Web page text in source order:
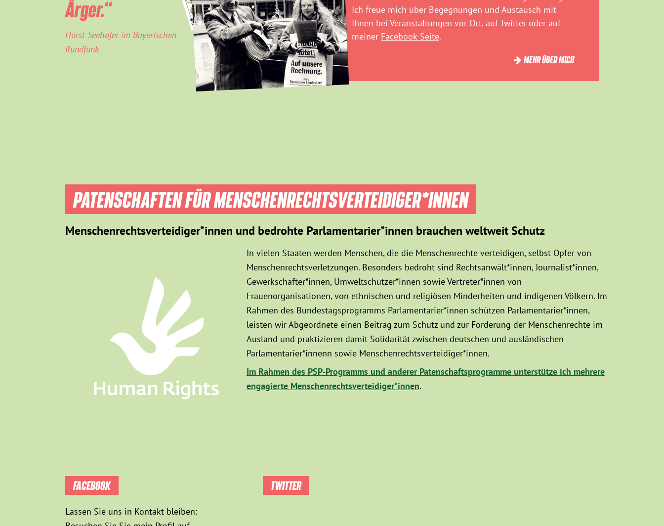
Ich freue mich über Begegnungen und Austausch mit
Ihnen bei Veranstaltungen vor Ort, aufTwitter oder auf
meiner Facebook-Seite.
MEHR ÜBER MICH
Ärger.“
Horst Seehofer im Bayerischen
Rundfunk
PATENSCHAFTEN FÜR MENSCHEN­RECHTS­VER­TEIDIGER­*INNEN
Menschenrechtsverteidiger*innen und bedrohte Parlamentarier*innen brauchen weltweit Schutz
In vielen Staaten werden Menschen, die die Menschenrechte verteidigen, selbst Opfer von
Menschenrechtsverletzungen. Besonders bedroht sind Rechtsanwält*innen, Journalist*innen,
Gewerkschafter*innen, Umweltschützer*innen sowie Vertreter*innen von
Frauenorganisationen, von ethnischen und religiösen Minderheiten und indigenen Völkern. Im
Rahmen des Bundestagsprogramms Parlamentarier*innen schützen Parlamentarier*innen,
leisten wir Abgeordnete einen Beitrag zum Schutz und zur Förderung der Menschenrechte im
Ausland und praktizieren damit Solidarität zwischen deutschen und ausländischen
Parlamentarier*innenn sowie Menschenrechtsverteidiger*innen.
Im Rahmen des PSP-Programms und anderer Patenschaftsprogramme unterstütze ich mehrere
engagierte Menschenrechtsverteidiger*innen.
FACEBOOK
Lassen Sie uns in Kontakt bleiben:
TWITTER